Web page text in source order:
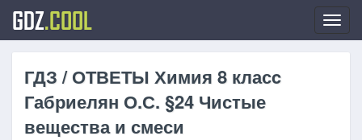
GDZ.COOL
ГДЗ / ОТВЕТЫ Химия 8 класc
Габриелян О.С. §24 Чистые
вещества и смеси